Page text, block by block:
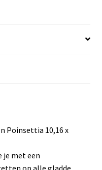
Poinsettia 10,16 x
je met een